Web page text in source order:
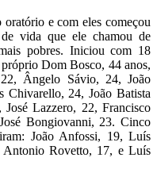
e com eles começou
vida que ele chamou de
pobres. Iniciou com 18
Dom Bosco, 44 anos,
Ângelo Sávio, 24, João
Chivarello, 24, João Batista
Lazzero, 22, Francisco
Bongiovanni, 23. Cinco
João Anfossi, 19, Luís
Antonio Rovetto, 17, e Luís